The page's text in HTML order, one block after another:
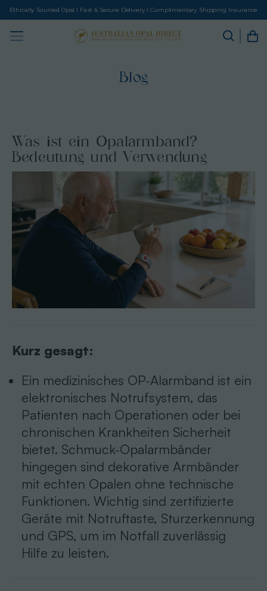
Ethically Sourced Opal I Fast & Secure Delivery I Complimentary Shipping Insurance
Blog
Was ist ein Opalarmband?
Bedeutung und Verwendung
Kurz gesagt:
Ein medizinisches OP-Alarmband ist ein
elektronisches Notrufsystem, das
Patienten nach Operationen oder bei
chronischen Krankheiten Sicherheit
bietet. Schmuck-Opalarmbänder
hingegen sind dekorative Armbänder
mit echten Opalen ohne technische
Funktionen. Wichtig sind zertifizierte
Geräte mit Notruftaste, Sturzerkennung
und GPS, um im Notfall zuverlässig
Hilfe zu leisten.